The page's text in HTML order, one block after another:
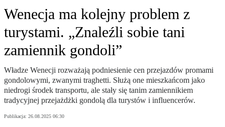
Wenecja ma kolejny problem z
turystami. „Znaleźli sobie tani
zamiennik gondoli”
Władze Wenecji rozważają podniesienie cen przejazdów promami
gondolowymi, zwanymi traghetti. Służą one mieszkańcom jako
niedrogi środek transportu, ale stały się tanim zamiennikiem
tradycyjnej przejażdżki gondolą dla turystów i influencerów.
Publikacja: 26.08.2025 06:30